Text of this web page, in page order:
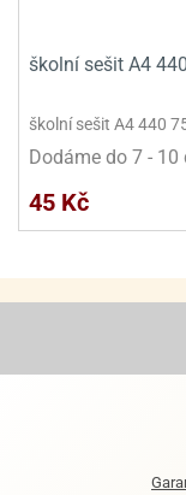
školní sešit A4 440
školní sešit A4 440
Dodáme do 7 - 10
45 Kč